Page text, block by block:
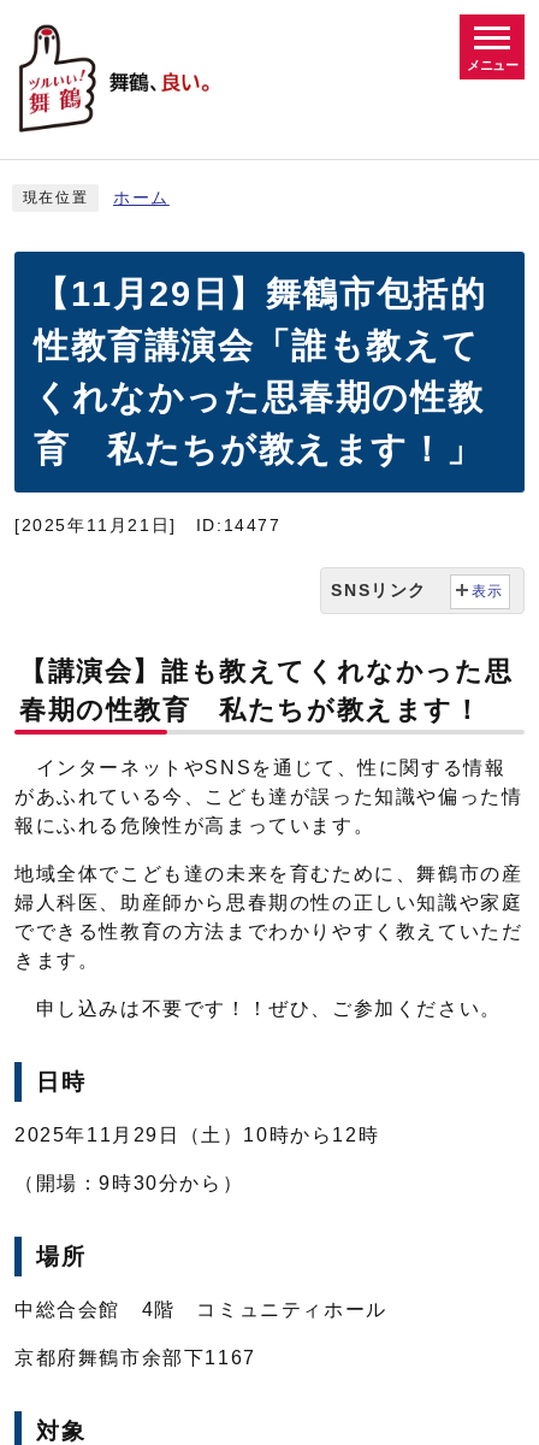
メニュー
現在位置 ホーム
【11月29日】舞鶴市包括的
性教育講演会「誰も教えて
くれなかった思春期の性教
育 私たちが教えます！」
[2025年11月21日] ID:14477
SNSリンク 表示
【講演会】誰も教えてくれなかった思
春期の性教育 私たちが教えます！
インターネットやSNSを通じて、性に関する情報
があふれている今、こども達が誤った知識や偏った情
報にふれる危険性が高まっています。
地域全体でこども達の未来を育むために、舞鶴市の産
婦人科医、助産師から思春期の性の正しい知識や家庭
でできる性教育の方法までわかりやすく教えていただ
きます。
申し込みは不要です！！ぜひ、ご参加ください。
日時
2025年11月29日（土）10時から12時
（開場：9時30分から）
場所
中総合会館 4階 コミュニティホール
京都府舞鶴市余部下1167
対象